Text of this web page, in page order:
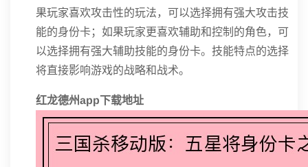
果玩家喜欢攻击性的玩法，可以选择拥有强大攻击技
能的身份卡；如果玩家更喜欢辅助和控制的角色，可
以选择拥有强大辅助技能的身份卡。技能特点的选择
将直接影响游戏的战略和战术。
红龙德州app下载地址